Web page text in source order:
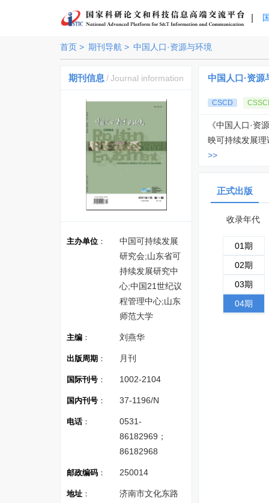
首页 > 期刊导航 > 中国人口·资源与环境
期刊信息 /Journal information
主办单位 ：
中国可持续发展
研究会;山东省可
持续发展研究中
心;中国21世纪议
程管理中心;山东
师范大学
主编 ： 刘燕华
出版周期 ： 月刊
国际刊号 ： 1002-2104
国内刊号 ： 37-1196/N
电话 ：
0531-
86182969；
86182968
邮政编码 ： 250014
地址 ：
济南市文化东路
中国人口·资源
CSCD CSSCI
《中国人口·
映可持续发展
>>
正式出版
收录年代
01期
02期
03期
04期